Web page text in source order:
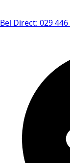
Bel Direct: 029 446